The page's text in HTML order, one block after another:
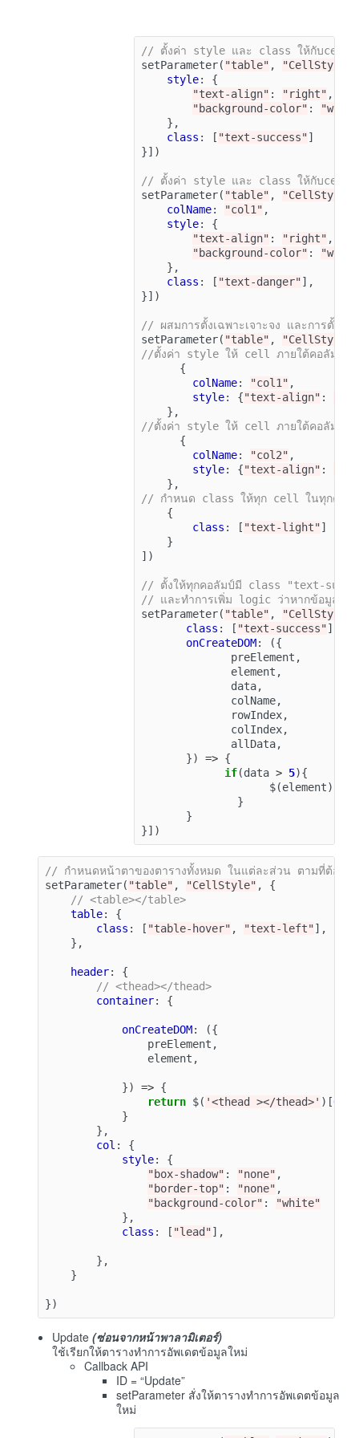
// ตั้งค่า style และ class ให้กับcell ใ
setParameter( "table" , "CellStyle"
style:
{
"text-align" : "right" ,
"background-color" :
},
class : [ "text-success"]
}])
// ตั้งค่า style และ class ให้กับcell
setParameter( "table" , "CellStyle"
colName: "col1" ,
style:
{
"text-align" : "right" ,
"background-color" :
},
class : [ "text-danger"],
}])
// ผสมการตั้งเฉพาะเจาะจง และการตั้งทั้ง
setParameter( "table" , "CellStyle"
//ตั้งค่า style ให้ cell ภายใต้คอลัมป์
{
colName: "col1" ,
style: {"text-align" :
},
//ตั้งค่า style ให้ cell ภายใต้คอลัมป์
{
colName: "col2" ,
style: {"text-align" :
},
// กำหนด class ให้ทุก cell ในทุกคอลั
{
class : [ "text-light"]
}
])
// ตั้งให้ทุกคอลัมป์มี class "text-
// และทำการเพิ่ม logic ว่าหากข้อมูลมี
setParameter( "table" , "CellStyle"
class : [ "text-success"],
onCreateDOM:
({
preElement ,
element ,
data,
colName,
rowIndex,
colIndex,
allData,
})
=> {
if(data > 5){
$(element).
}
}
}])
// กำหนดหน้าตาของตารางทั้งหมด ในแต่ละส่วน ตามที่ต้องกา
setParameter( "table" , "CellStyle" ,
{
// <table></table>
table:
{
class : [ "table-hover" , "text-left"],
},
header:
{
// <thead></thead>
container: {
onCreateDOM:
({
preElement ,
element ,
}) => {
return $( '<thead ></thead>' )[0
}
},
col :
{
style:
{
"box-shadow" : "none" ,
"border-top" : "none" ,
"background-color" :
"white"
},
class : [ "lead"],
},
}
})
Update (ซ่อนจากหน้าพาลามิเตอร์)
ใช้เรียกให้ตารางทำการอัพเดตข้อมูลใหม่
Callback API
ID = “Update”
setParameter สั่งให้ตารางทำการอัพเดตข้อมูล
ใหม่